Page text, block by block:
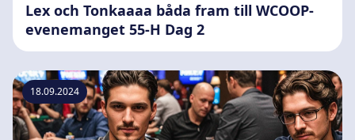
Lex och Tonkaaaa båda fram till WCOOP-
evenemanget 55-H Dag 2
18.09.2024